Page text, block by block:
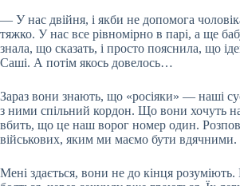
— У нас двійня, і якби не допомога
тяжко. У нас все рівномірно в парі, а ще
знала, що сказать, і просто пояснила, що
Саші. А потім якось довелось…
Зараз вони знають, що «росіяки» — наші
з ними спільний кордон. Що вони хочуть
вбить, що це наш ворог номер один.
військових, яким ми маємо бути вдячними.
Мені здається, вони не до кінця